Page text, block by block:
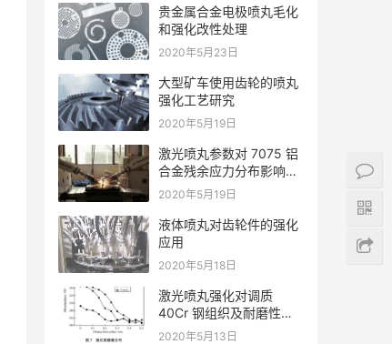
贵金属合金电极喷丸毛化
和强化改性处理
2020年5月23日
大型矿车使用齿轮的喷丸
强化工艺研究
2020年5月19日
激光喷丸参数对 7075 铝
合金残余应力分布影响规
律的数值分析
2020年5月19日
液体喷丸对齿轮件的强化
应用
2020年5月18日
激光喷丸强化对调质
40Cr 钢组织及耐磨性的
影响
2020年5月13日